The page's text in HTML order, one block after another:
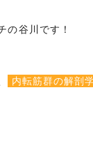
の谷川です！
内転筋群の解剖